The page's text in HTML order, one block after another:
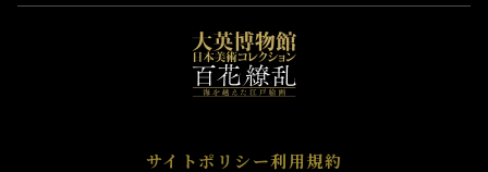
サイトポリシー利用規約